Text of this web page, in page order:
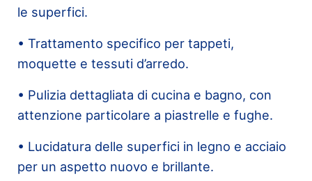
le superfici.
• Trattamento specifico per tappeti,
moquette e tessuti d’arredo.
• Pulizia dettagliata di cucina e bagno, con
attenzione particolare a piastrelle e fughe.
• Lucidatura delle superfici in legno e acciaio
per un aspetto nuovo e brillante.